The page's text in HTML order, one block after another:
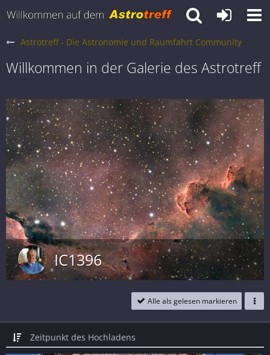
Astrotreff - Die Astronomie und Raumfahrt Community
Willkommen in der Galerie des Astrotreff
IC1396
Alle als gelesen markieren
Zeitpunkt des Hochladens